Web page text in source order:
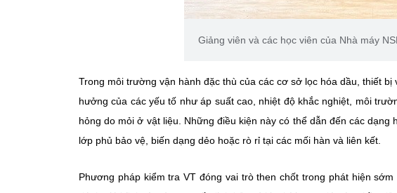
Giảng viên và các học viên của Nhà máy
Trong môi trường vận hành đặc thù của các cơ sở lọc hóa dầu, thiết
hưởng của các yếu tố như áp suất cao, nhiệt độ khắc nghiệt, môi
hỏng do mỏi ở vật liệu. Những điều kiện này có thể dẫn đến các
lớp phủ bảo vệ, biến dạng dẻo hoặc rò rỉ tại các mối hàn và liên kết.
Phương pháp kiểm tra VT đóng vai trò then chốt trong phát hiện